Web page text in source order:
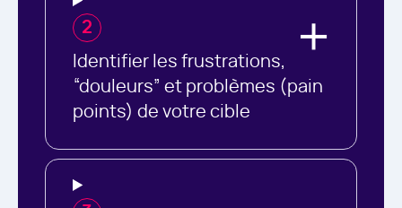
2
Identifier les frustrations,
“douleurs” et problèmes (pain
points) de votre cible